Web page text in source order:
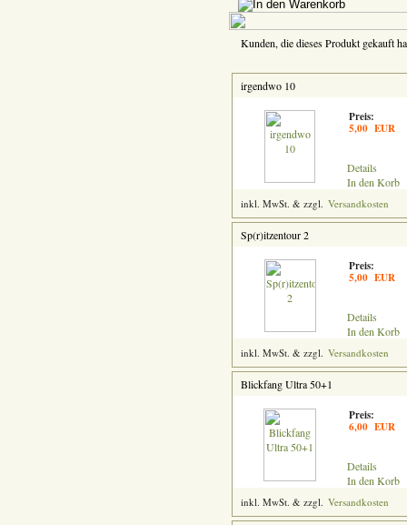
Kunden, die dieses Produkt gekauft
irgendwo 10
Preis:
5,00 EUR
Details
In den Korb
inkl. MwSt. & zzgl. Versandkosten
Sp(r)itzentour 2
Preis:
5,00 EUR
Details
In den Korb
inkl. MwSt. & zzgl. Versandkosten
Blickfang Ultra 50+1
Preis:
6,00 EUR
Details
In den Korb
inkl. MwSt. & zzgl. Versandkosten